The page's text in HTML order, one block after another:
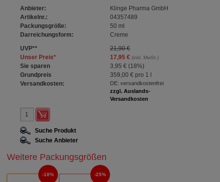
Anbieter:
Klinge Pharma GmbH
Artikelnr.:
04357489
Packungsgröße:
50 ml
Darreichungsform:
Creme
UVP**
21,90 €
Unser Preis* 17,95 €(inkl. MwSt.)
Sie sparen 3,95 € (18%)
Grundpreis
359,00 €pro 1 l
Versandkosten:
DE: versandkostenfrei
zzgl. Auslands-
Versandkosten
Suche Produkt
Suche Anbieter
Weitere Packungsgrößen
18% 25%